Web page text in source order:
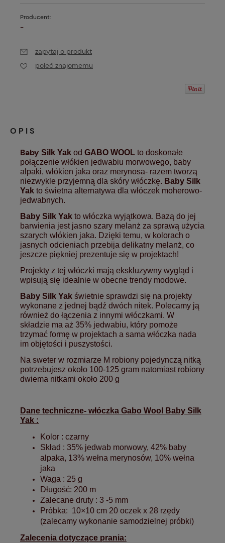
Producent:
-
zapytaj o produkt
poleć znajomemu
OPIS
Baby Silk Yak od GABO WOOL to doskonałe
połączenie włókien jedwabiu morwowego, baby
alpaki, włókien jaka oraz merynosa- razem tworzą
niezwykle przyjemną dla skóry włóczkę. Baby Silk
Yak to świetna alternatywa dla włóczek moherowo-
jedwabnych.
Baby Silk Yak to włóczka wyjątkowa. Bazą do jej
barwienia jest jasno szary melanż za sprawą użycia
szarych włókien jaka. Dzięki temu, w kolorach o
jasnych odcieniach przebija delikatny melanż, co
jeszcze piękniej prezentuje się w projektach!
Projekty z tej włóczki mają ekskluzywny wygląd i
wpisują się idealnie w obecne trendy modowe.
Baby Silk Yak świetnie sprawdzi się na projekty
wykonane z jednej bądź dwóch nitek. Polecamy ją
również do łączenia z innymi włóczkami. W
składzie ma aż 35% jedwabiu, który pomoże
trzymać formę w projektach a sama włóczka nada
im objętości i puszystości.
Na sweter w rozmiarze M robiony pojedynczą nitką
potrzebujesz około 100-125 gram natomiast robiony
dwiema nitkami około 200 g
Dane techniczne- włóczka Gabo Wool Baby Silk
Yak :
Kolor : czarny
Skład : 35% jedwab morwowy, 42% baby
alpaka, 13% wełna merynosów, 10% wełna
jaka
Waga : 25 g
Długość: 200 m
Zalecane druty : 3 -5 mm
Próbka: 10×10 cm 20 oczek x 28 rzędy
(zalecamy wykonanie samodzielnej próbki)
Zalecenia dotyczące prania: